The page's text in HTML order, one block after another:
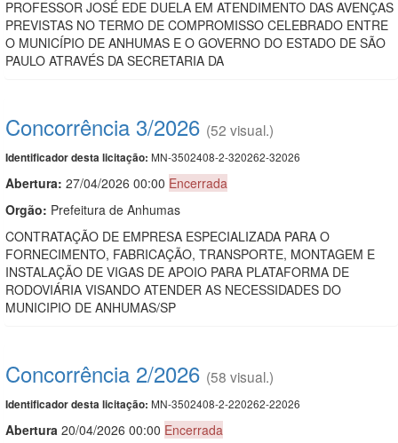
PROFESSOR JOSÉ EDE DUELA EM ATENDIMENTO DAS AVENÇAS
PREVISTAS NO TERMO DE COMPROMISSO CELEBRADO ENTRE
O MUNICÍPIO DE ANHUMAS E O GOVERNO DO ESTADO DE SÃO
PAULO ATRAVÉS DA SECRETARIA DA
Concorrência 3/2026 (52 visual.)
Identificador desta licitação: MN-3502408-2-320262-32026
Abertura: 27/04/2026 00:00 Encerrada
Orgão: Prefeitura de Anhumas
CONTRATAÇÃO DE EMPRESA ESPECIALIZADA PARA O
FORNECIMENTO, FABRICAÇÃO, TRANSPORTE, MONTAGEM E
INSTALAÇÃO DE VIGAS DE APOIO PARA PLATAFORMA DE
RODOVIÁRIA VISANDO ATENDER AS NECESSIDADES DO
MUNICIPIO DE ANHUMAS/SP
Concorrência 2/2026 (58 visual.)
Identificador desta licitação: MN-3502408-2-220262-22026
Abertura 20/04/2026 00:00 Encerrada